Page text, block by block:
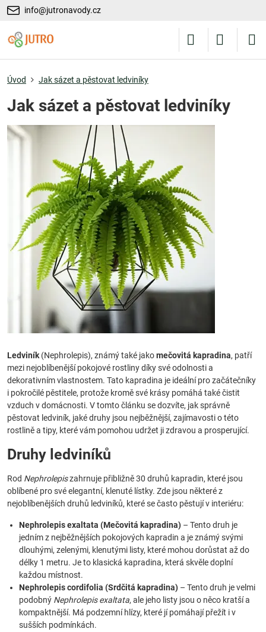
info@jutronavody.cz
Úvod Jak sázet a pěstovat ledviníky
Jak sázet a pěstovat ledviníky
Ledviník (Nephrolepis), známý také jakomečovitá kapradina, patří
mezi nejoblíbenější pokojové rostliny díky své odolnosti a
dekorativním vlastnostem. Tato kapradina je ideální pro začátečníky
i pokročilé pěstitele, protože kromě své krásy pomáhá také čistit
vzduch v domácnosti. V tomto článku se dozvíte, jak správně
pěstovat ledviník, jaké druhy jsou nejběžnější, zajímavosti o této
rostlině a tipy, které vám pomohou udržet ji zdravou a prosperující.
Druhy ledviníků
Rod Nephrolepiszahrnuje přibližně 30 druhů kapradin, které jsou
oblíbené pro své elegantní, klenuté lístky. Zde jsou některé z
nejoblíbenějších druhů ledviníků, které se často pěstují v interiéru:
Nephrolepis exaltata (Mečovitá kapradina) – Tento druh je
jedním z nejběžnějších pokojových kapradin a je známý svými
dlouhými, zelenými, klenutými listy, které mohou dorůstat až do
délky 1 metru. Je to klasická kapradina, která skvěle doplní
každou místnost.
Nephrolepis cordifolia (Srdčitá kapradina) – Tento druh je velmi
podobný Nephrolepis exaltata, ale jeho listy jsou o něco kratší a
kompaktnější. Má podzemní hlízy, které jí pomáhají přežít i v
sušších podmínkách.